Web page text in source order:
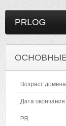
PRLOG
Возраст домена
Дата окончания
PR